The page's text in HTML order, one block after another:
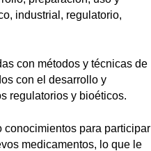
industrial, regulatorio,
con métodos y técnicas de
con el desarrollo y
regulatorios y bioéticos.
para participar
medicamentos, lo que le